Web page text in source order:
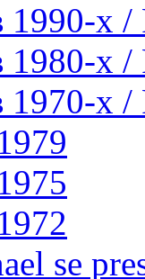
1990-х /
1980-х /
1970-х /
se